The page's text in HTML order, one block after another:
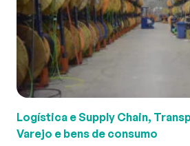
Logística e Supply Chain,
Varejo e bens de consumo